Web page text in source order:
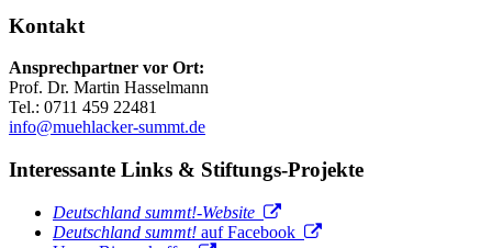
Kontakt
Ansprechpartner vor Ort:
Prof. Dr. Martin Hasselmann
Tel.: 0711 459 22481
info@muehlacker-summt.de
Interessante Links & Stiftungs-Projekte
Deutschland summt!-Website
Deutschland summt! auf Facebook